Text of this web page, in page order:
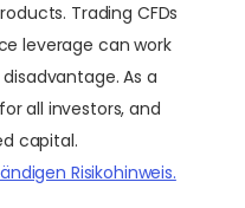
Trading CFDs
leverage can work
As a
all investors, and
capital.
Risikohinweis.